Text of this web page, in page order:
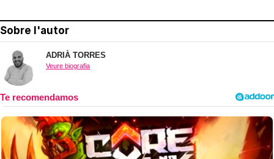
Sobre l'autor
ADRIÀ TORRES
Veure biografia